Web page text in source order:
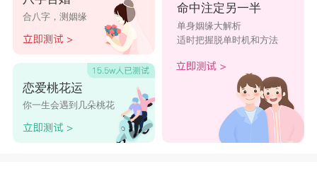
合八字，测姻缘
恋爱桃花运
你一生会遇到几朵桃花
命中注定另一半
单身姻缘大解析
适时把握脱单时机和方法